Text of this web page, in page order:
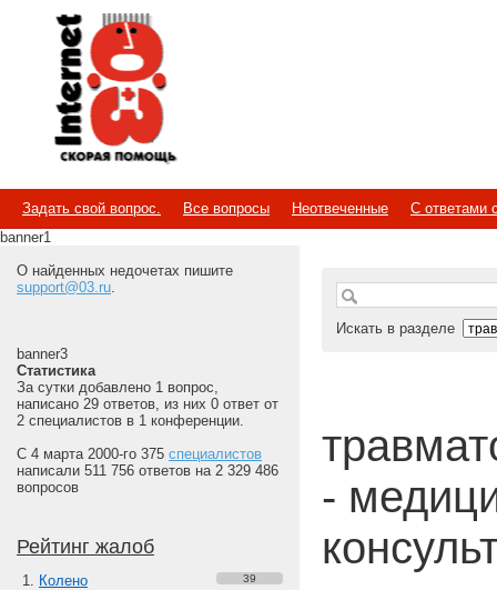
Internet
Скорая помощь
Задать свой вопрос. Все вопросы Неотвеченные
С ответами
banner1
О найденных недочетах пишите
support@03.ru.
banner3
Статистика
За сутки добавлено 1 вопрос,
написано 29 ответов, из них 0 ответ от
2 специалистов в 1 конференции.
С 4 марта 2000-го 375 специалистов
написали 511 756 ответов на 2 329 486
вопросов
Рейтинг жалоб
Колено 39
Искать в разделе
-